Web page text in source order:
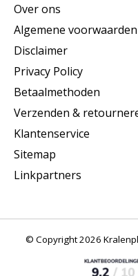
Over ons
Algemene voorwaarden
Disclaimer
Privacy Policy
Betaalmethoden
Verzenden &
Klantenservice
Sitemap
Linkpartners
© Copyright 2026